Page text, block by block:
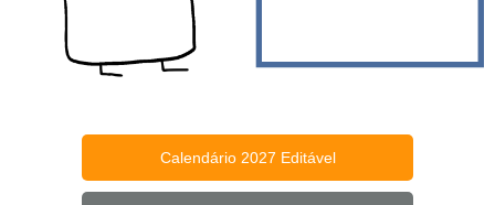
Calendário 2027 Editável